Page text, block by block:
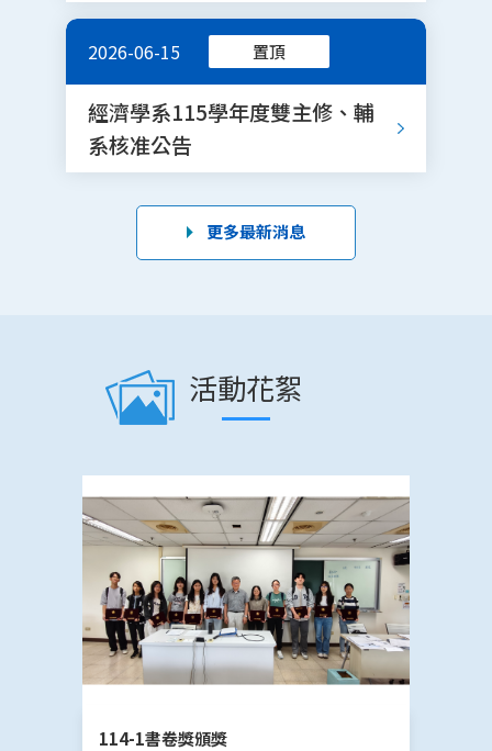
2026-06-15 置頂
經濟學系115學年度雙主修、輔
系核准公告
更多最新消息
活動花絮
114-1書卷獎頒獎